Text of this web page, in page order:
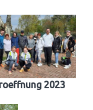
2023